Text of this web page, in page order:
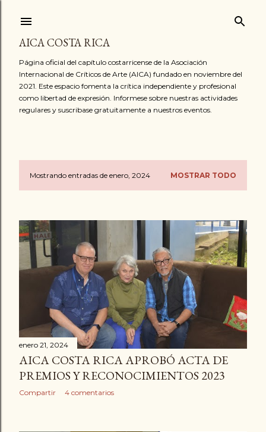
AICA COSTA RICA
Página oficial del capítulo costarricense de la Asociación
Internacional de Críticos de Arte (AICA) fundado en noviembre del
2021. Este espacio fomenta la crítica independiente y profesional
como libertad de expresión. Informese sobre nuestras actividades
regulares y suscribase gratuitamente a nuestros eventos.
E
t
a
a
s
Mostrando entradas de enero, 2024 MOSTRAR TODO
enero 21, 2024
AICA COSTA RICA APROBÓ ACTA DE
PREMIOS Y RECONOCIMIENTOS 2023
Compartir 4 comentarios